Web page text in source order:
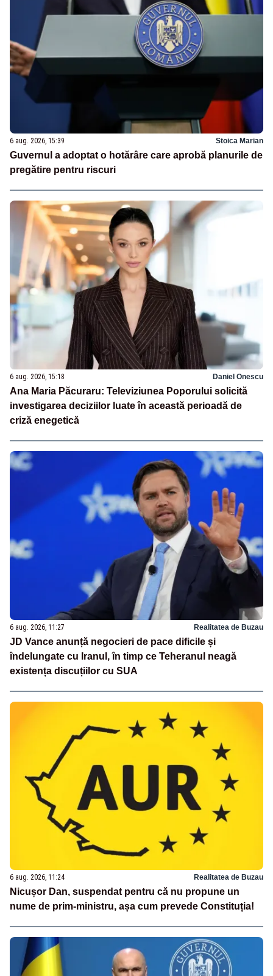
6 aug. 2026, 15:39 Stoica Marian
Guvernul a adoptat o hotărâre care aprobă planurile de
pregătire pentru riscuri
6 aug. 2026, 15:18 Daniel Onescu
Ana Maria Păcuraru: Televiziunea Poporului solicită
investigarea deciziilor luate în această perioadă de
criză enegetică
6 aug. 2026, 11:27 Realitatea de Buzau
JD Vance anunță negocieri de pace dificile și
îndelungate cu Iranul, în timp ce Teheranul neagă
existența discuțiilor cu SUA
6 aug. 2026, 11:24 Realitatea de Buzau
Nicușor Dan, suspendat pentru că nu propune un
nume de prim-ministru, așa cum prevede Constituția!